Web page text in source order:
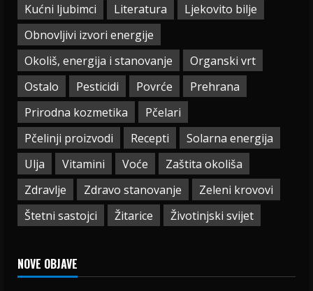
Kućni ljubimci
Literatura
Ljekovito bilje
Obnovljivi izvori energije
Okoliš, energija i stanovanje
Organski vrt
Ostalo
Pesticidi Povrće
Prehrana
Prirodna kozmetika
Pčelari
Pčelinji proizvodi
Recepti
Solarna energija
Ulja
Vitamini Voće
Zaštita okoliša
Zdravlje
Zdravo stanovanje
Zeleni krovovi
Štetni sastojci
Žitarice Životinjski svijet
NOVE OBJAVE